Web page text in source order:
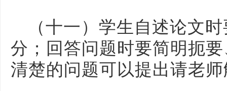
（十一）学生自述论文
分；回答问题时要简明扼
清楚的问题可以提出请老